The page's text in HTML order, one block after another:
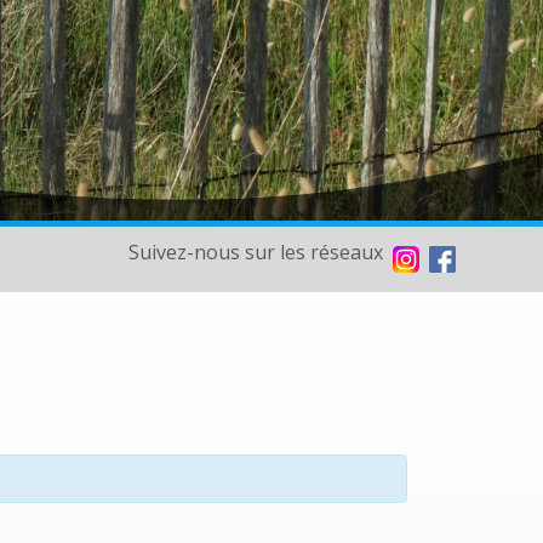
Suivez-nous sur les réseaux